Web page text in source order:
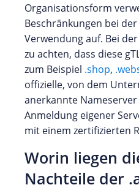
Organisationsform
Beschränkungen bei
Verwendung auf. Bei
zu achten, dass diese
zum Beispiel .shop,
offizielle, von dem
anerkannte
Anmeldung eigener
mit einem zertifizierten
Worin liegen
Nachteile der